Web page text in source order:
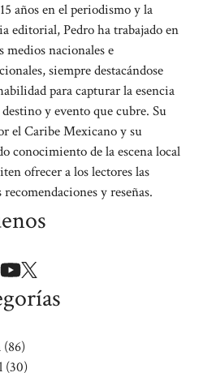
años en el periodismo y la
editorial, Pedro ha trabajado en
medios nacionales e
siempre destacándose
para capturar la esencia
destino y evento que cubre. Su
el Caribe Mexicano y su
conocimiento de la escena local
ofrecer a los lectores las
recomendaciones y reseñas.
(86)
(30)